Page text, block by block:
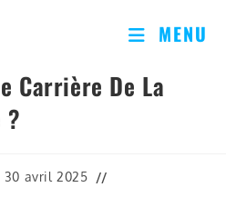
MENU
Carrière De La
?
30 avril 2025